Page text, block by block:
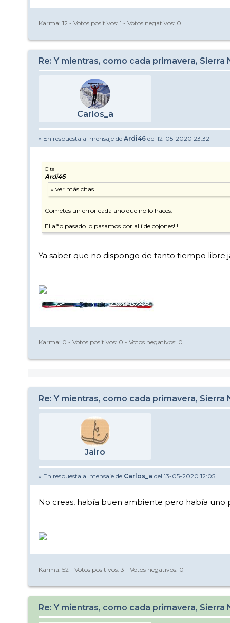
Karma: 12 - Votos positivos: 1 - Votos negativos: 0
Re: Y mientras, como cada primavera,
Carlos_a
» En respuesta al mensaje de Ardi46 del 12-05-2020 23:32
Cita
Ardi46
Cometes un error cada año que no lo haces.
El año pasado lo pasamos por allí de cojones!!!!
Ya saber que no dispongo de tanto tiempo libre
Karma: 0 - Votos positivos: 0 - Votos negativos: 0
Re: Y mientras, como cada primavera,
Jairo
» En respuesta al mensaje de Carlos_a del 13-05-2020 12:05
No creas, había buen ambiente pero había
Karma: 52 - Votos positivos: 3 - Votos negativos: 0
Re: Y mientras, como cada primavera,